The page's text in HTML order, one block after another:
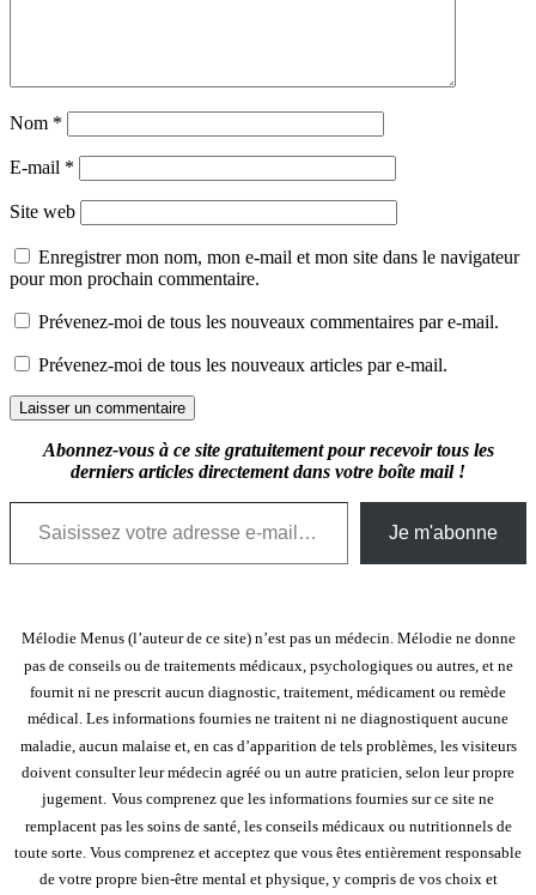
Nom *
E-mail *
Site web
Enregistrer mon nom, mon e-mail et mon site dans le navigateur
pour mon prochain commentaire.
Prévenez-moi de tous les nouveaux commentaires par e-mail.
Prévenez-moi de tous les nouveaux articles par e-mail.
Abonnez-vous à ce site gratuitement pour recevoir tous les
derniers articles directement dans votre boîte mail !
Saisissez votre adresse e-mail…
Je m'abonne
Mélodie Menus (l’auteur de ce site) n’est pas un médecin. Mélodie ne donne
pas de conseils ou de traitements médicaux, psychologiques ou autres, et ne
fournit ni ne prescrit aucun diagnostic, traitement, médicament ou remède
médical. Les informations fournies ne traitent ni ne diagnostiquent aucune
maladie, aucun malaise et, en cas d’apparition de tels problèmes, les visiteurs
doivent consulter leur médecin agréé ou un autre praticien, selon leur propre
jugement. Vous comprenez que les informations fournies sur ce site ne
remplacent pas les soins de santé, les conseils médicaux ou nutritionnels de
toute sorte. Vous comprenez et acceptez que vous êtes entièrement responsable
de votre propre bien-être mental et physique, y compris de vos choix et